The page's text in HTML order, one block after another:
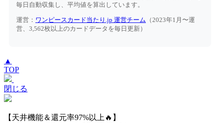
毎日自動収集し、平均値を算出しています。
運営： ワンピースカード当たり.jp 運営チーム （2023年1月〜運
営、3,562枚以上のカードデータを毎日更新）
▲
TOP
閉じる
【天井機能＆還元率97%以上🔥】